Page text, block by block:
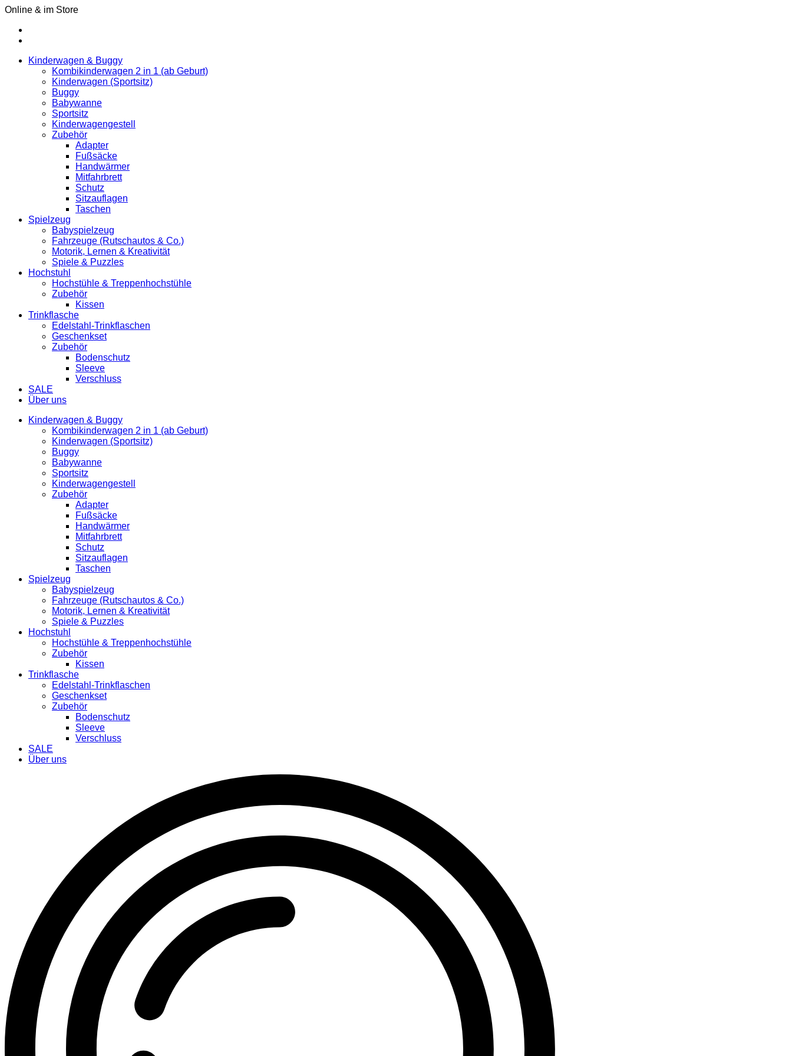
Online & im Store
Kinderwagen & Buggy
Kombikinderwagen 2 in 1 (ab Geburt)
Kinderwagen (Sportsitz)
Buggy
Babywanne
Sportsitz
Kinderwagengestell
Zubehör
Adapter
Fußsäcke
Handwärmer
Mitfahrbrett
Schutz
Sitzauflagen
Taschen
Spielzeug
Babyspielzeug
Fahrzeuge (Rutschautos & Co.)
Motorik, Lernen & Kreativität
Spiele & Puzzles
Hochstuhl
Hochstühle & Treppenhochstühle
Zubehör
Kissen
Trinkflasche
Edelstahl-Trinkflaschen
Geschenkset
Zubehör
Bodenschutz
Sleeve
Verschluss
SALE
Über uns
Kinderwagen & Buggy
Kombikinderwagen 2 in 1 (ab Geburt)
Kinderwagen (Sportsitz)
Buggy
Babywanne
Sportsitz
Kinderwagengestell
Zubehör
Adapter
Fußsäcke
Handwärmer
Mitfahrbrett
Schutz
Sitzauflagen
Taschen
Spielzeug
Babyspielzeug
Fahrzeuge (Rutschautos & Co.)
Motorik, Lernen & Kreativität
Spiele & Puzzles
Hochstuhl
Hochstühle & Treppenhochstühle
Zubehör
Kissen
Trinkflasche
Edelstahl-Trinkflaschen
Geschenkset
Zubehör
Bodenschutz
Sleeve
Verschluss
SALE
Über uns